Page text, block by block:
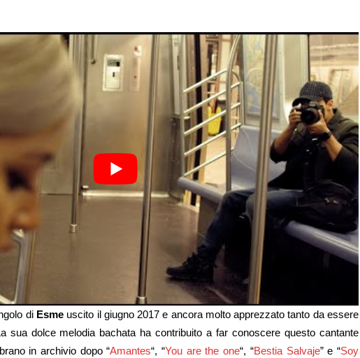
di Esmeuscito il giugno 2017 e ancora molto apprezzato tanto da essere
sua dolce melodia bachata ha contribuito a far conoscere questo cantante
in archivio dopo “Amantes“, “You are the one“, “Bestia Salvaje” e “Soy